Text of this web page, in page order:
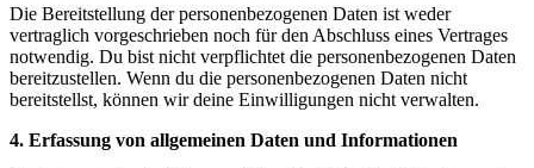
Die Bereitstellung der personenbezogenen Daten ist weder
vertraglich vorgeschrieben noch für den Abschluss eines Vertrages
notwendig. Du bist nicht verpflichtet die personenbezogenen Daten
bereitzustellen. Wenn du die personenbezogenen Daten nicht
bereitstellst, können wir deine Einwilligungen nicht verwalten.
4. Erfassung von allgemeinen Daten und Informationen